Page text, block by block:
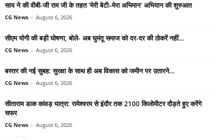
साय ने की वीबी-जी राम जी के तहत ‘मेरी बेटी–मेरा अभिमान’ अभियान की शुरुआत
CG News - August 6, 2026
सीएम योगी की बड़ी घोषणा, बोले- अब घुमंतू समाज को दर-दर की ठोकरें नहीं...
CG News - August 6, 2026
बस्तर की नई सुबह: सुरक्षा के साथ ही अब विकास को जमीन पर उतारने...
CG News - August 6, 2026
सीताराम डाक कांवड़ यात्रा: रामेश्वरम से इंदौर तक 2100 किलोमीटर दौड़ते हुए करेंगे
सफर
CG News - August 6, 2026